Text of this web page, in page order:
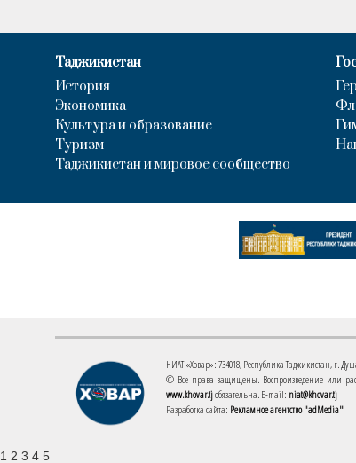
Таджикистан
История
Экономика
Культура и образование
Туризм
Таджикистан и мировое сообщество
НИАТ «Ховар»: 734018, Республика Таджикистан, г.
© Все права защищены. Воспроизведение или
www.khovar.tjобязательна. E-mail: niat@khovar.tj
Разработка сайта: Рекламное агентство "adMedia"
1 2 3 4 5